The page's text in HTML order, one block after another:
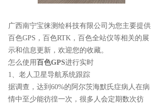
广西南宁宝徕测绘科技有限公司为您主要提供
百色GPS ，百色RTK，百色全站仪等相关的展
示和信息更新，欢迎您的收藏。
怎么使用 百色GPS进行实时
1、老人卫星导航系统跟踪
据调查，达到60%的阿尔茨海默氏症病人在病
情中至少能彷徨一次，很多人会定期数次彷